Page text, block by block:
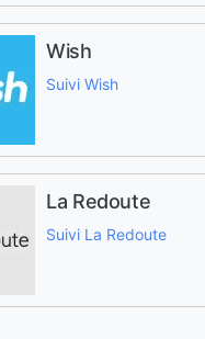
Wish
Suivi Wish
La Redoute
Suivi La Redoute